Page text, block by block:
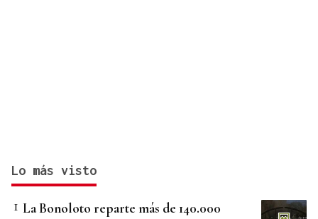
Lo más visto
La Bonoloto reparte más de 140.000